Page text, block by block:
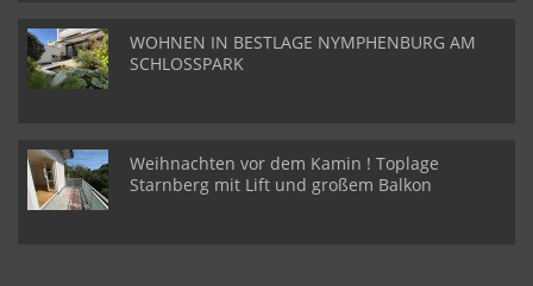
WOHNEN IN BESTLAGE NYMPHENBURG AM
SCHLOSSPARK
Weihnachten vor dem Kamin ! Toplage
Starnberg mit Lift und großem Balkon